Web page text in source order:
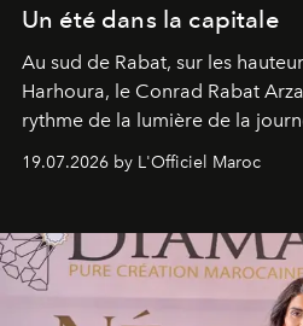
Un été dans la capitale
Au sud de Rabat, sur les
Harhoura, le Conrad Rabat
rythme de la lumière de la
programmation pensée comme
rendez-vous avec l’océan.
19.07.2026 by L'Officiel Maroc